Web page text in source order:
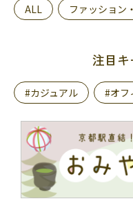
ALL ファッション
注目
#カジュアル #オフ